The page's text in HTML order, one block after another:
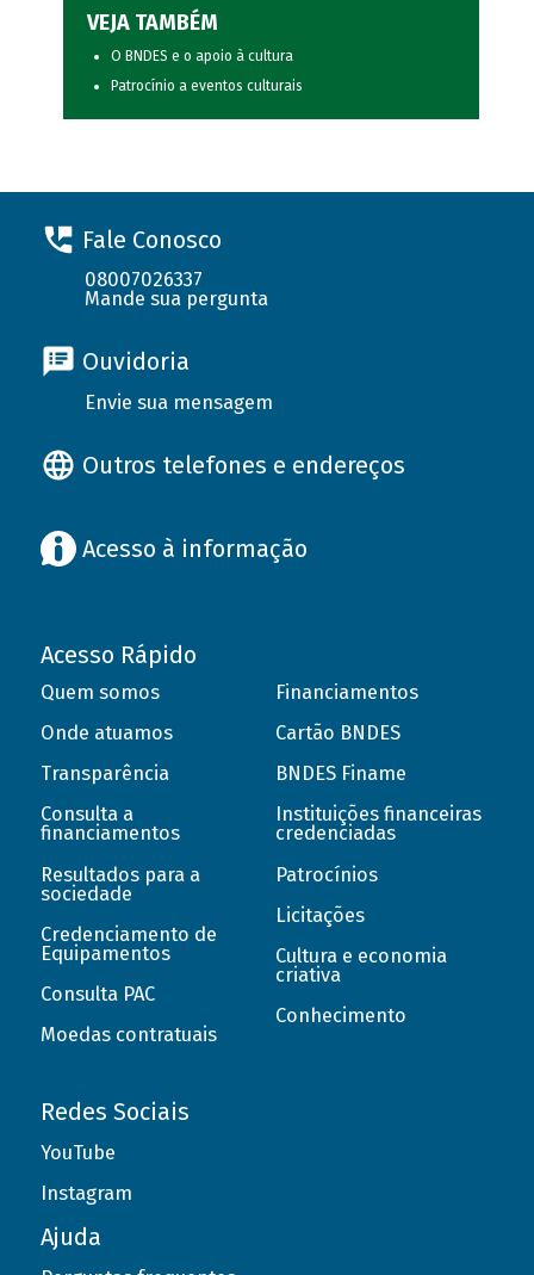
VEJA TAMBÉM
O BNDES e o apoio à cultura
Patrocínio a eventos culturais
Fale Conosco
08007026337
Mande sua pergunta
Ouvidoria
Envie sua mensagem
Outros telefones e endereços
Acesso à informação
Acesso Rápido
Quem somos
Onde atuamos
Transparência
Consulta a
financiamentos
Resultados para a
sociedade
Credenciamento de
Equipamentos
Consulta PAC
Moedas contratuais
Financiamentos
Cartão BNDES
BNDES Finame
Instituições financeiras
credenciadas
Patrocínios
Licitações
Cultura e economia
criativa
Conhecimento
Redes Sociais
YouTube
Instagram
Ajuda